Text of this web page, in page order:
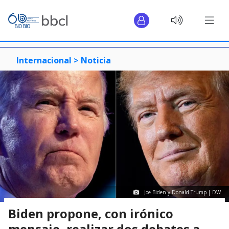
Internacional > Noticia
Joe Biden y Donald Trump | DW
Biden propone, con irónico